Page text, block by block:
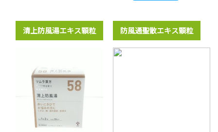
清上防風湯エキス顆粒 防風通聖散エキス顆粒